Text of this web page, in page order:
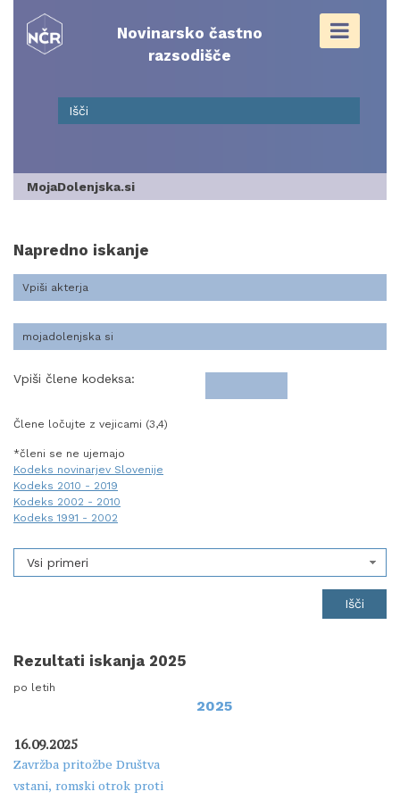
content
Novinarsko častno
razsodišče
MojaDolenjska.si
Napredno iskanje
Vpiši člene kodeksa:
Člene ločujte z vejicami (3,4)
*členi se ne ujemajo
Kodeks novinarjev Slovenije
Kodeks 2010 - 2019
Kodeks 2002 - 2010
Kodeks 1991 - 2002
Vsi primeri
Rezultati iskanja 2025
po letih
2025
16.09.2025
Zavržba pritožbe Društva
vstani, romski otrok proti